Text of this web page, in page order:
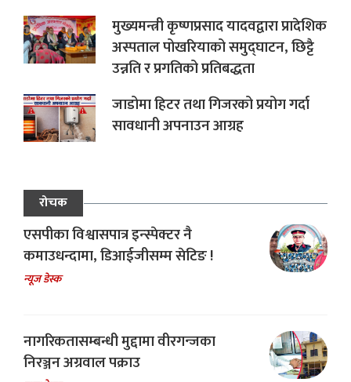
मुख्यमन्त्री कृष्णप्रसाद यादवद्वारा प्रादेशिक
अस्पताल पोखरियाको समुद्घाटन, छिट्टै
उन्नति र प्रगतिको प्रतिबद्धता
जाडोमा हिटर तथा गिजरको प्रयोग गर्दा
सावधानी अपनाउन आग्रह
रोचक
एसपीका विश्वासपात्र इन्स्पेक्टर नै
कमाउधन्दामा, डिआईजीसम्म सेटिङ !
न्यूज डेस्क
नागरिकतासम्बन्धी मुद्दामा वीरगन्जका
निरञ्जन अग्रवाल पक्राउ